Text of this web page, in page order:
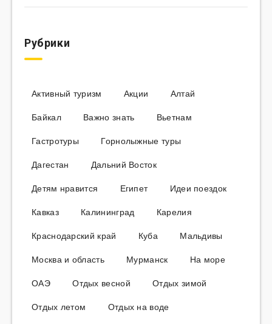
Рубрики
Активный туризм Акции
Алтай
Байкал
Важно знать
Вьетнам
Гастротуры
Горнолыжные туры
Дагестан
Дальний Восток
Детям нравится
Египет
Идеи поездок
Кавказ
Калининград
Карелия
Краснодарский край
Куба
Мальдивы
Москва и область
Мурманск
На море
ОАЭ
Отдых весной
Отдых зимой
Отдых летом
Отдых на воде